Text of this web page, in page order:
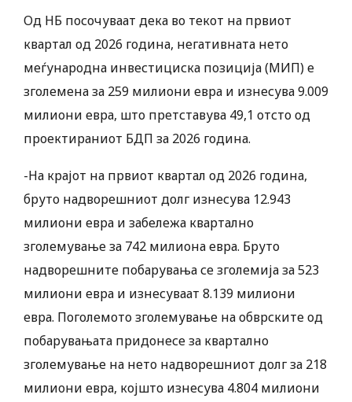
Од НБ посочуваат дека во текот на првиот
квартал од 2026 година, негативната нето
меѓународна инвестициска позиција (МИП) е
зголемена за 259 милиони евра и изнесува 9.009
милиони евра, што претставува 49,1 отсто од
проектираниот БДП за 2026 година.
-На крајот на првиот квартал од 2026 година,
бруто надворешниот долг изнесува 12.943
милиони евра и забележа квартално
зголемување за 742 милиона евра. Бруто
надворешните побарувања се зголемија за 523
милиони евра и изнесуваат 8.139 милиони
евра. Поголемото зголемување на обврските од
побарувањата придонесе за квартално
зголемување на нето надворешниот долг за 218
милиони евра, којшто изнесува 4.804 милиони